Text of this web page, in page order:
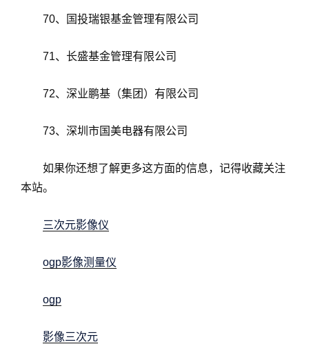
70、国投瑞银基金管理有限公司
71、长盛基金管理有限公司
72、深业鹏基（集团）有限公司
73、深圳市国美电器有限公司
如果你还想了解更多这方面的信息，记得收藏关注
本站。
三次元影像仪
ogp影像测量仪
ogp
影像三次元